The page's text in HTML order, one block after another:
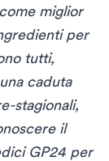
miglior
per
tutti,
caduta
stagionali,
il
GP24 per